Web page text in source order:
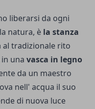
liberarsi da ogni
natura, è la stanza
al tradizionale rito
una vasca in legno
da un maestro
nell' acqua il suo
di nuova luce